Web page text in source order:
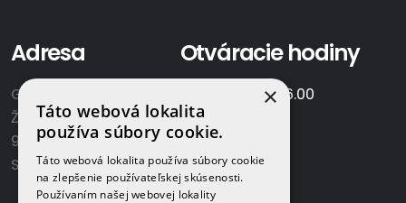
Adresa
GAMAPLYN s.r.o.
Železničná 570/8
922 02 Krakovany
Slovensko
Otváracie hodiny
7.00 - 16.00
So:
×
Táto webová lokalita
používa súbory cookie.
Táto webová lokalita používa súbory cookie
na zlepšenie používateľskej skúsenosti.
Používaním našej webovej lokality